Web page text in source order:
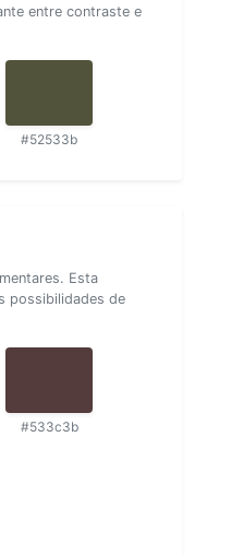
entre contraste e
#52533b
Esta
possibilidades de
#533c3b